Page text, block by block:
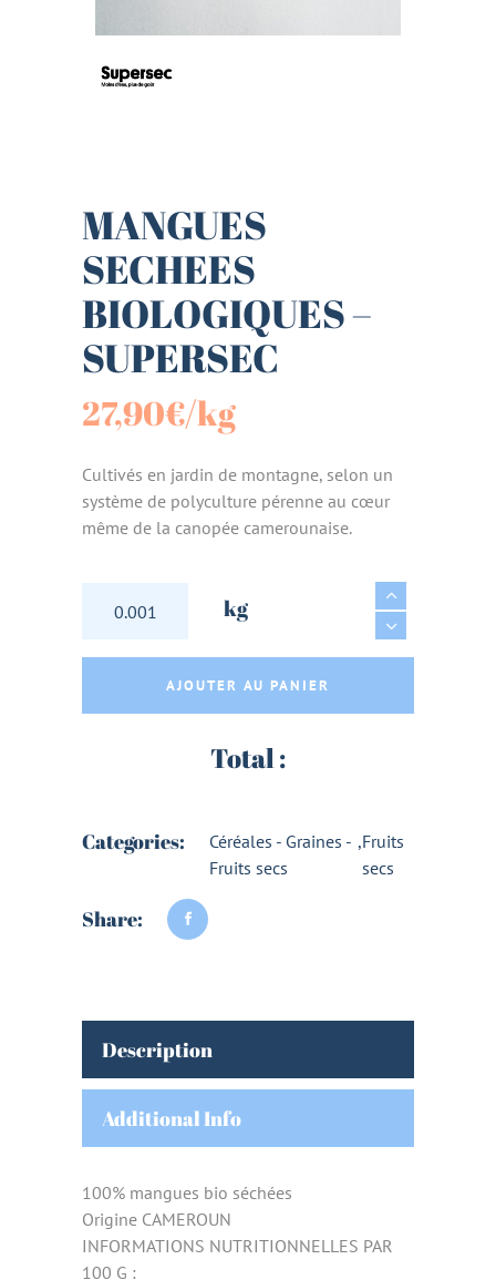
MANGUES
SECHEES
BIOLOGIQUES –
SUPERSEC
27,90€/kg
Cultivés en jardin de montagne, selon un
système de polyculture pérenne au cœur
même de la canopée camerounaise.
MANGUES SECHEES BIOLOGIQUES -
kg
AJOUTER AU PANIER
Total :
Categories:
Céréales - Graines -
Fruits secs
,Fruits
secs
Share:
Description
Additional Info
100% mangues bio séchées
Origine CAMEROUN
INFORMATIONS NUTRITIONNELLES PAR
100 G :